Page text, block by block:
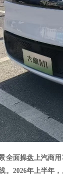
全面操盘上汽商
。 2026年上半年 ，